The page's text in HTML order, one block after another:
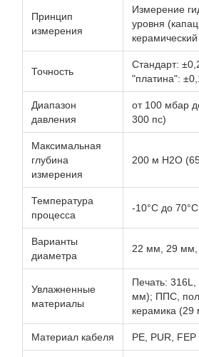
Принцип
измерения
Измерение
уровня
керамический
Точность
Стандарт:
"платина":
Диапазон
давления
от 100 мбар
300 пс)
Максимальная
глубина
измерения
200 м H2O
Температура
процесса
-10°C до
Варианты
диаметра
22 мм, 29
Увлажненные
материалы
Печать:
мм); ППС,
керамика (29
Материал кабеля PE, PUR, FEP